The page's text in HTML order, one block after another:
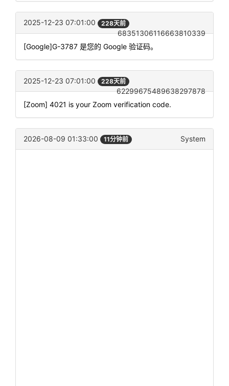
2025-12-23 07:01:00 228天前
68351306116663810339
[Google]G-3787 是您的 Google 验证码。
2025-12-23 07:01:00 228天前
62299675489638297878
[Zoom] 4021 is your Zoom verification code.
2026-08-09 01:33:00 11分钟前 System